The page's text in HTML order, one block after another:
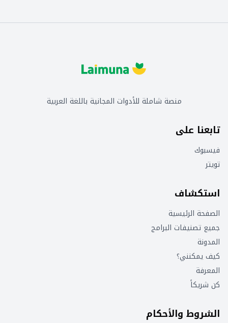
منصة شاملة للأدوات المجانية باللغة العربية
تابعنا على
فيسبوك
تويتر
استكشاف
الصفحة الرئيسية
جميع تصنيفات البرامج
المدونة
كيف يمكنني؟
المعرفة
كن شريكاً
الشروط والأحكام